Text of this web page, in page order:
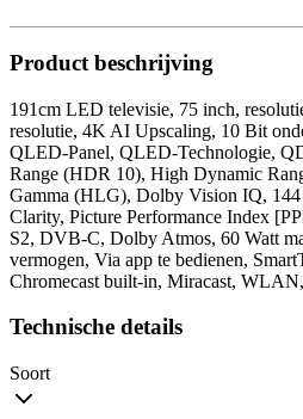
Product beschrijving
191cm LED televisie, 75 inch,
resolutie, 4K AI Upscaling, 10 Bit
QLED-Panel, QLED-Technologie,
Range (HDR 10), High Dynamic
Gamma (HLG), Dolby Vision IQ,
Clarity, Picture Performance Index
S2, DVB-C, Dolby Atmos, 60 Watt
vermogen, Via app te bedienen,
Chromecast built-in, Miracast,
Technische details
Soort